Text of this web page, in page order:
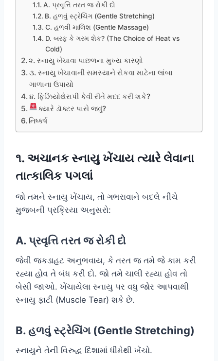
A. પ્રવૃત્તિ તરત જ રોકી દો
B. હળવું સ્ટ્રેચિંગ (Gentle Stretching)
C. હળવી માલિશ (Gentle Massage)
D. બરફ કે ગરમ શેક? (The Choice of Heat vs
Cold)
૨. સ્નાયુ ખેંચાવા પાછળના મુખ્ય કારણો
૩. સ્નાયુ ખેંચાવાની સમસ્યાને રોકવા માટેના લાંબા
ગાળાના ઉપાયો
૪. ફિઝિયોથેરાપી કેવી રીતે મદદ કરી શકે?
ક્યારે ડૉક્ટર પાસે જવું?
નિષ્કર્ષ
૧. અચાનક સ્નાયુ ખેંચાય ત્યારે લેવાના
તાત્કાલિક પગલાં
જો તમને સ્નાયુ ખેંચાય, તો ગભરાવાને બદલે નીચે
મુજબની પ્રક્રિયા અનુસરો:
A. પ્રવૃત્તિ તરત જ રોકી દો
જેવી જકડાહટ અનુભવાય, કે તરત જ તમે જે કામ કરી
રહ્યા હોવ તે બંધ કરી દો. જો તમે ચાલી રહ્યા હોવ તો
બેસી જાઓ. ખેંચાયેલા સ્નાયુ પર વધુ જોર આપવાથી
સ્નાયુ ફાટી (Muscle Tear) શકે છે.
B. હળવું સ્ટ્રેચિંગ (Gentle Stretching)
સ્નાયુને તેની વિરુદ્ધ દિશામાં ધીમેથી ખેંચો.